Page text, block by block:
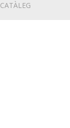
CATÀLEG